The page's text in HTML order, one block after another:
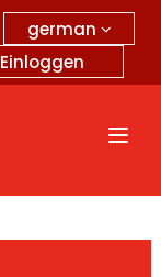
german
Einloggen